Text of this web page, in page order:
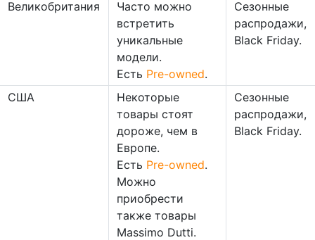
Великобритания
Часто можно
встретить
уникальные
модели.
Есть Pre-owned.
Сезонные
распродажи,
Black Friday.
США
Некоторые
товары стоят
дороже, чем в
Европе.
Есть Pre-owned.
Можно
приобрести
также товары
Massimo Dutti.
Сезонные
распродажи,
Black Friday.